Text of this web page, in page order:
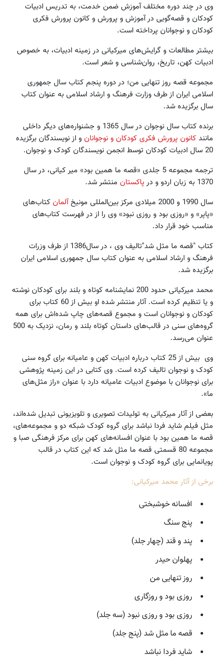
وی در چند دوره مختلف آموزش ضمن خدمت، به تدریس ادبیات
کودکان و قصه‌گویی در آموزش و پرورش و کانون پرورش فکری
کودکان و نوجوانان پرداخته است.
بیشتر مطالعات و گرایش‌های میرکیانی در زمینه ادبیات، به خصوص
ادبیات کهن،‌ تاریخ، روان‌شناسی و شعر است.
مجموعه قصه روز تنهایی من؛ در دوره پنجم کتاب سال جمهوری
اسلامی ایران از طرف وزارت فرهنگ و ارشاد اسلامی به عنوان کتاب
سال برگزیده شد.
برنده کتاب سال نوجوان در سال 1365 و جشنواره‌های دیگر داخلی
مانند کانون پرورش فکری کودکان و نوجوانان و از نویسندگان برگزیده
20 سال ادبیات کودکان توسط انجمن نویسندگان کودک و نوجوان.
ترجمه مجموعه 5 جلدی «قصه ما همین بود» میر کیانی، در سال
1370 به زبان اردو و در
پاکستان منتشر شد.
سال 1990 و 2000 میلادی مرکز بین‌المللی مونیخ
آلمان کتاب‌های
«پاپر» و «روزی بود و روزی نبود» وی را از در فهرست کتاب‌های
مناسب خود قرار داد.
کتاب "قصه ما مثل شد"تالیف وی ، در سال1386 از طرف وزرات
فرهنگ و ارشاد اسلامی به عنوان کتاب سال جمهوری اسلامی ایران
برگزیده شد.
محمد میرکیانی حدود 200 نمایشنامه کوتاه و بلند برای کودکان نوشته
و یا تنظیم کرده است. آثار منتشر شده او بیش از 60 کتاب برای
کودکان و نوجوانان است و مجموع قصه‌های چاپ شده‌اش برای همه
گروه‌های سنی در قالب‌های داستان کوتاه بلند و رمان، نزدیک به 500
عنوان می‌رسد.
وی بیش از 25 کتاب درباره ادبیات کهن و عامیانه برای گروه سنی
کودک و نوجوان تالیف کرده است. وی کتابی در این زمینه پژوهشی
برای نوجوانان با موضوع ادبیات عامیانه دارد با عنوان «راز مثل‌های
ما».
بعضی از آثار میرکیانی به تولیدات تصویری و تلویزیونی تبدیل شده‌اند،
مثل فیلم شاید فردا نباشد برای گروه کودک شبکه دو و مجموعه‌های،
قصه ما همین بود با عنوان افسانه‌های کهن برای مرکز فرهنگی صبا و
مجموعه 80 قسمتی قصه ما مثل شد که این کتاب در قالب
پویانمایی برای گروه کودک و نوجوان است.
برخی از آثار محمد میرکیانی:
افسانه خوشبختی
پنج سنگ
پند و قند (چهار جلد)
پهلوان حیدر
روز تنهایی من
روزی بود و روزگاری
روزی بود و روزی نبود (سه جلد)
قصه ما مثل شد (پنج جلد)
شاید فردا نباشد